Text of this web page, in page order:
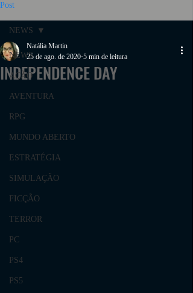
Post
NEWS
AÇÃO
AVENTURA
RPG
MUNDO ABERTO
ESTRATÉGIA
SIMULAÇÃO
FICÇÃO
TERROR
PC
PS4
PS5
NEWS
INDEPENDENCE DAY
Natália Martin
25 de ago. de 2020 5 min de leitura